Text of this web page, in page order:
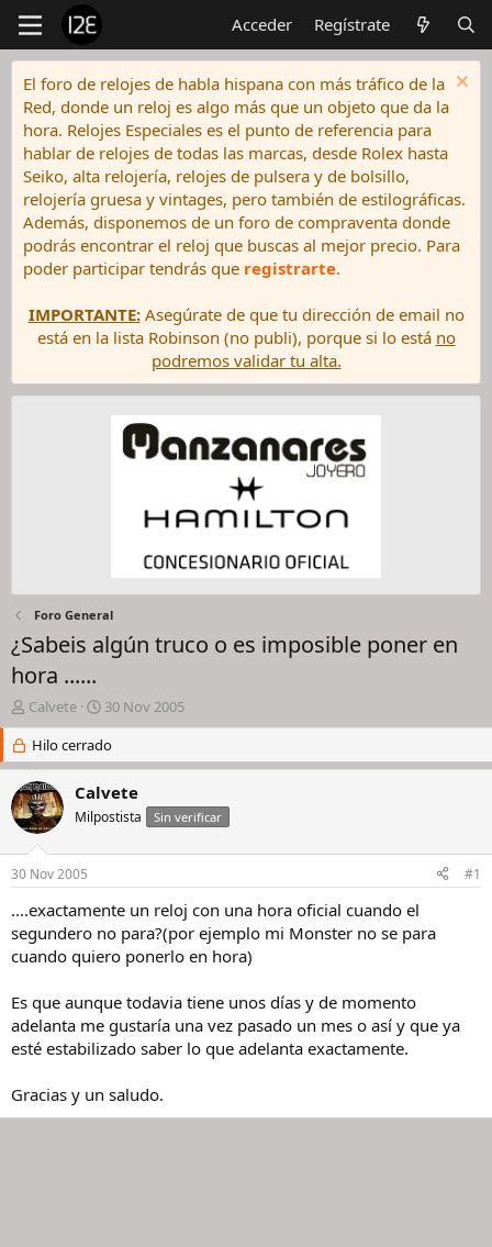
Acceder Regístrate
El foro de relojes de habla hispana con más tráfico de la
Red, donde un reloj es algo más que un objeto que da la
hora. Relojes Especiales es el punto de referencia para
hablar de relojes de todas las marcas, desde Rolex hasta
Seiko, alta relojería, relojes de pulsera y de bolsillo,
relojería gruesa y vintages, pero también de estilográficas.
Además, disponemos de un foro de compraventa donde
podrás encontrar el reloj que buscas al mejor precio. Para
poder participar tendrás que registrarte.
IMPORTANTE:Asegúrate de que tu dirección de email no
está en la lista Robinson (no publi), porque si lo está no
podremos validar tu alta.
Foro General
¿Sabeis algún truco o es imposible poner en
hora ......
I
n
c
i
a
d
o
d
e
h
i
o
Calvete
F
e
c
h
d
e
i
c
i
o
30 Nov 2005
Hilo cerrado
Calvete
Milpostista Sin verificar
30 Nov 2005 #1
....exactamente un reloj con una hora oficial cuando el
segundero no para?(por ejemplo mi Monster no se para
cuando quiero ponerlo en hora)
Es que aunque todavia tiene unos días y de momento
adelanta me gustaría una vez pasado un mes o así y que ya
esté estabilizado saber lo que adelanta exactamente.
Gracias y un saludo.